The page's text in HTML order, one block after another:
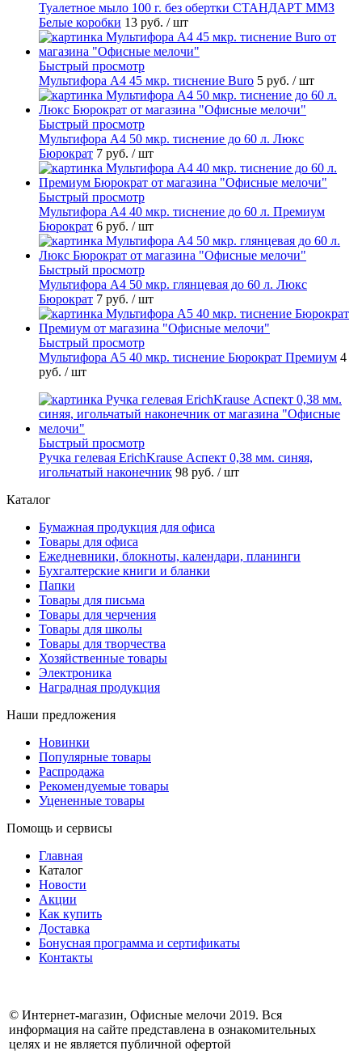
Туалетное мыло 100 г. без обертки СТАНДАРТ ММЗ
Белые коробки 13 руб. / шт
Быстрый просмотр
Мультифора А4 45 мкр. тиснение Buro 5 руб. / шт
Быстрый просмотр
Мультифора А4 50 мкр. тиснение до 60 л. Люкс
Бюрократ 7 руб. / шт
Быстрый просмотр
Мультифора А4 40 мкр. тиснение до 60 л. Премиум
Бюрократ 6 руб. / шт
Быстрый просмотр
Мультифора А4 50 мкр. глянцевая до 60 л. Люкс
Бюрократ 7 руб. / шт
Быстрый просмотр
Мультифора А5 40 мкр. тиснение Бюрократ Премиум 4
руб. / шт
Быстрый просмотр
Ручка гелевая ErichKrause Аспект 0,38 мм. синяя,
игольчатый наконечник 98 руб. / шт
Каталог
Бумажная продукция для офиса
Товары для офиса
Ежедневники, блокноты, календари, планинги
Бухгалтерские книги и бланки
Папки
Товары для письма
Товары для черчения
Товары для школы
Товары для творчества
Хозяйственные товары
Электроника
Наградная продукция
Наши предложения
Новинки
Популярные товары
Распродажа
Рекомендуемые товары
Уцененные товары
Помощь и сервисы
Главная
Каталог
Новости
Акции
Как купить
Доставка
Бонусная программа и сертификаты
Контакты
© Интернет-магазин, Офисные мелочи 2019. Вся
информация на сайте представлена в ознакомительных
целях и не является публичной офертой